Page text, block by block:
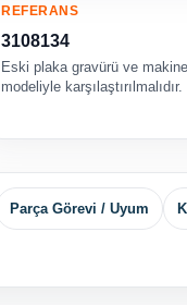
REFERANS
3108134
Eski plaka gravürü ve makine
modeliyle karşılaştırılmalıdır.
Parça Görevi / Uyum